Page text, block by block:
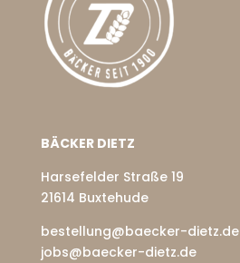
BÄCKER DIETZ
Harsefelder Straße 19
21614 Buxtehude
bestellung@baecker-dietz.de
jobs@baecker-dietz.de